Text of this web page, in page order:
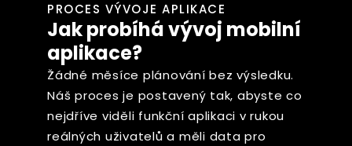
PROCES VÝVOJE APLIKACE
Jak probíhá vývoj mobilní
aplikace?
Žádné měsíce plánování bez výsledku.
Náš proces je postavený tak, abyste co
nejdříve viděli funkční aplikaci v rukou
reálných uživatelů a měli data pro